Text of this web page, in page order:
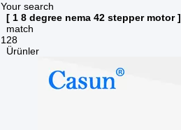
Your search
[ 1 8 degree nema 42 stepper motor ]
match
128
Ürünler